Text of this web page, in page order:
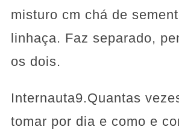
misturo cm chá de
linhaça. Faz separado,
os dois.
Internauta9.Quantas
tomar por dia e como e